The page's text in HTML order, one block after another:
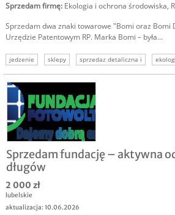
Sprzedam firmę: Ekologia i ochrona środowiska,
Sprzedam dwa znaki towarowe "Bomi oraz Bomi
Urzędzie Patentowym RP. Marka Bomi – była...
jedzenie sklepy sprzedaz detaliczna i
sprzedaz przez internet
rolnictwo
Sprzedam fundację – aktywna
długów
2 000 zł
lubelskie
aktualizacja: 10.06.2026